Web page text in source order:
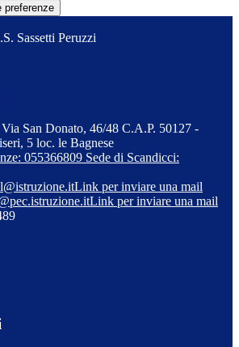
preferenze
Sassetti Peruzzi
San Donato, 46/48 C.A.P. 50127 -
5 loc. le Bagnese
055366809 Sede di Scandicci:
Link per inviare una mail
Link per inviare una mail